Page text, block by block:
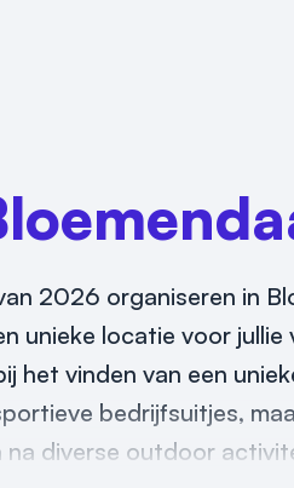
2026 organiseren in
unieke locatie voor
het vinden van een
bedrijfsuitjes,
diverse outdoor